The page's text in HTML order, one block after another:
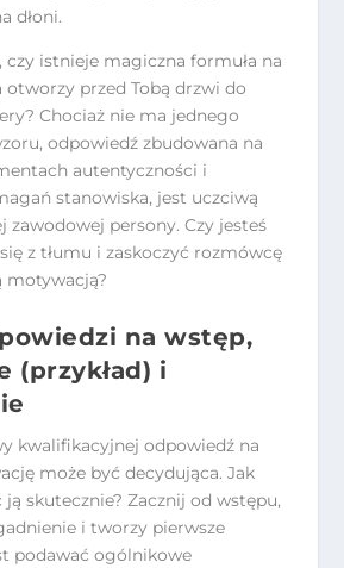
dłoni.
czy istnieje magiczna formuła na
otworzy przed Tobą drzwi do
Chociaż nie ma jednego
odpowiedź zbudowana na
autentyczności i
stanowiska, jest uczciwą
zawodowej persony. Czy jesteś
z tłumu i zaskoczyć rozmówcę
motywacją?
na wstęp,
(przykład) i
kwalifikacyjnej odpowiedź na
może być decydująca. Jak
skutecznie? Zacznij od wstępu,
i tworzy pierwsze
podawać ogólnikowe